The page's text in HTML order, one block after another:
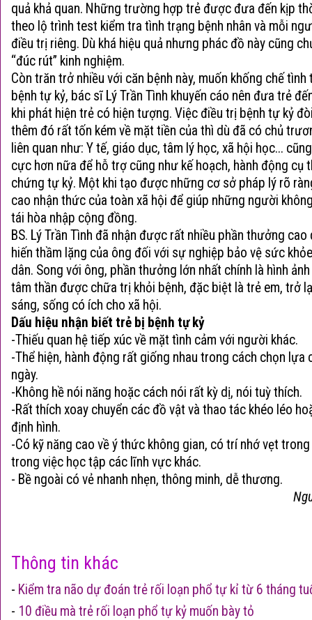
quả khả quan. Những trường hợp trẻ được đưa đến kịp
theo lộ trình test kiểm tra tình trạng bệnh nhân và mỗi
điều trị riêng. Dù khá hiệu quả nhưng phác đồ này cũng
“đúc rút” kinh nghiệm.
Còn trăn trở nhiều với căn bệnh này, muốn khống chế
bệnh tự kỷ, bác sĩ Lý Trần Tình khuyến cáo nên đưa trẻ
khi phát hiện trẻ có hiện tượng. Việc điều trị bệnh tự kỷ
thêm đó rất tốn kém về mặt tiền của thì dù đã có chủ
liên quan như: Y tế, giáo dục, tâm lý học, xã hội học...
cực hơn nữa để hỗ trợ cũng như kế hoạch, hành động cụ
chứng tự kỷ. Một khi tạo được những cơ sở pháp lý rõ
cao nhận thức của toàn xã hội để giúp những người
tái hòa nhập cộng đồng.
BS. Lý Trần Tình đã nhận được rất nhiều phần thưởng
hiến thầm lặng của ông đối với sự nghiệp bảo vệ sức
dân. Song với ông, phần thưởng lớn nhất chính là hình
tâm thần được chữa trị khỏi bệnh, đặc biệt là trẻ em, trở
sáng, sống có ích cho xã hội.
Dấu hiệu nhận biết trẻ bị bệnh tự kỷ
-Thiếu quan hệ tiếp xúc về mặt tình cảm với người khác.
-Thể hiện, hành động rất giống nhau trong cách chọn lựa
ngày.
-Không hề nói năng hoặc cách nói rất kỳ dị, nói tuỳ thích.
-Rất thích xoay chuyển các đồ vật và thao tác khéo léo
định hình.
-Có kỹ năng cao về ý thức không gian, có trí nhớ vẹt
trong việc học tập các lĩnh vực khác.
- Bề ngoài có vẻ nhanh nhẹn, thông minh, dễ thương.
Thông tin khác
- Kiểm tra não dự đoán trẻ rối loạn phổ tự kỉ từ 6 tháng
- 10 điều mà trẻ rối loạn phổ tự kỷ muốn bày tỏ